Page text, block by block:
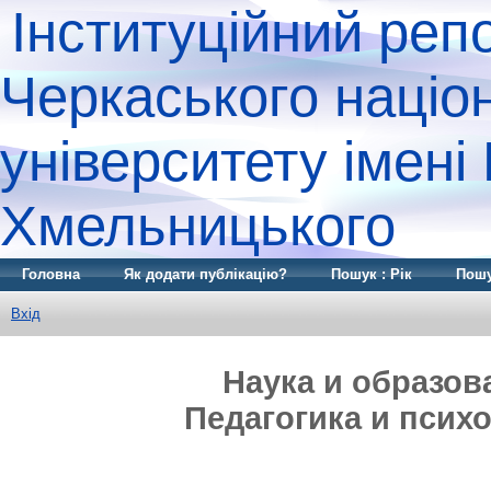
Інституційний
Черкаського
університету
Хмельницького
Головна Як додати публікацію? Пошук : Рік
Вхід
Наука и
Педагогика и